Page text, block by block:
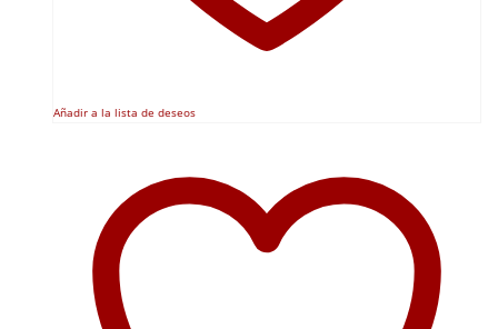
Añadir a la lista de deseos